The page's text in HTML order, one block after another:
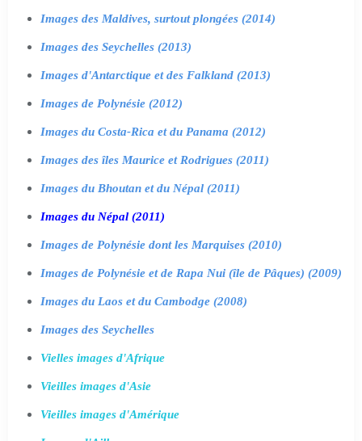
Images des Maldives, surtout plongées (2014)
Images des Seychelles (2013)
Images d'Antarctique et des Falkland (2013)
Images de Polynésie (2012)
Images du Costa-Rica et du Panama (2012)
Images des îles Maurice et Rodrigues (2011)
Images du Bhoutan et du Népal (2011)
Images du Népal (2011)
Images de Polynésie dont les Marquises (2010)
Images de Polynésie et de Rapa Nui (île de Pâques) (2009)
Images du Laos et du Cambodge (2008)
Images des Seychelles
Vielles images d'Afrique
Vieilles images d'Asie
Vieilles images d'Amérique